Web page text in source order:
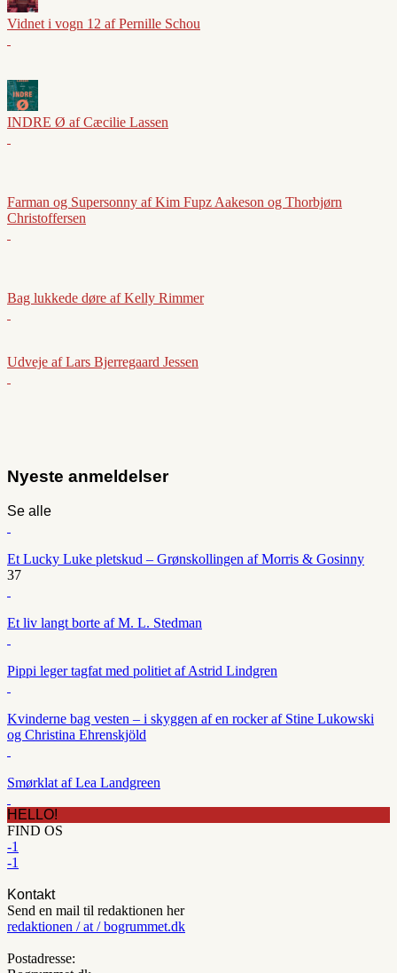
Vidnet i vogn 12 af Pernille Schou
INDRE Ø af Cæcilie Lassen
Farman og Supersonny af Kim Fupz Aakeson og Thorbjørn
Christoffersen
Bag lukkede døre af Kelly Rimmer
Udveje af Lars Bjerregaard Jessen
Nyeste anmeldelser
Se alle
Et Lucky Luke pletskud – Grønskollingen af Morris & Gosinny
37
Et liv langt borte af M. L. Stedman
Pippi leger tagfat med politiet af Astrid Lindgren
Kvinderne bag vesten – i skyggen af en rocker af Stine Lukowski
og Christina Ehrenskjöld
Smørklat af Lea Landgreen
HELLO!
FIND OS
-1
-1
Kontakt
Send en mail til redaktionen her
redaktionen / at / bogrummet.dk
Postadresse: